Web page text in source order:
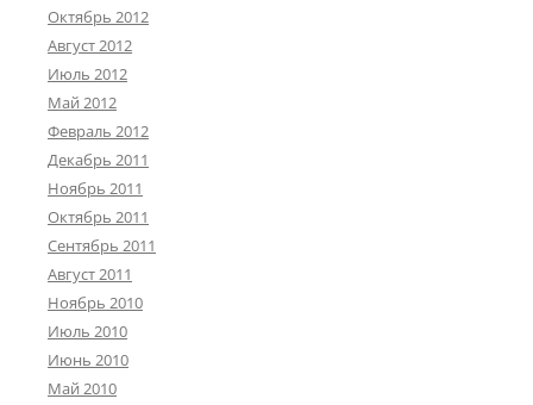
Октябрь 2012
Август 2012
Июль 2012
Май 2012
Февраль 2012
Декабрь 2011
Ноябрь 2011
Октябрь 2011
Сентябрь 2011
Август 2011
Ноябрь 2010
Июль 2010
Июнь 2010
Май 2010